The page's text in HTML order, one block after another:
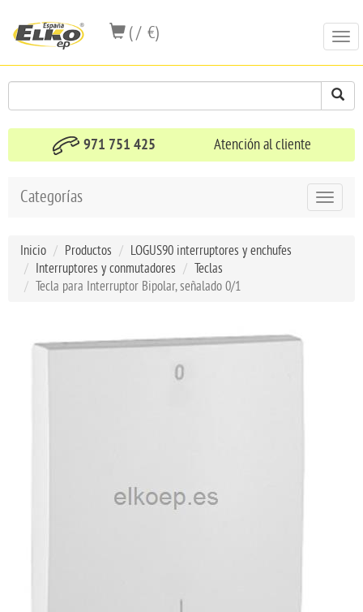
( / €)
971 751 425 Atención al cliente
Toggle
Categorías
Inicio Productos
LOGUS90 interruptores y enchufes
Interruptores y conmutadores
Teclas
Tecla para Interruptor Bipolar, señalado 0/1